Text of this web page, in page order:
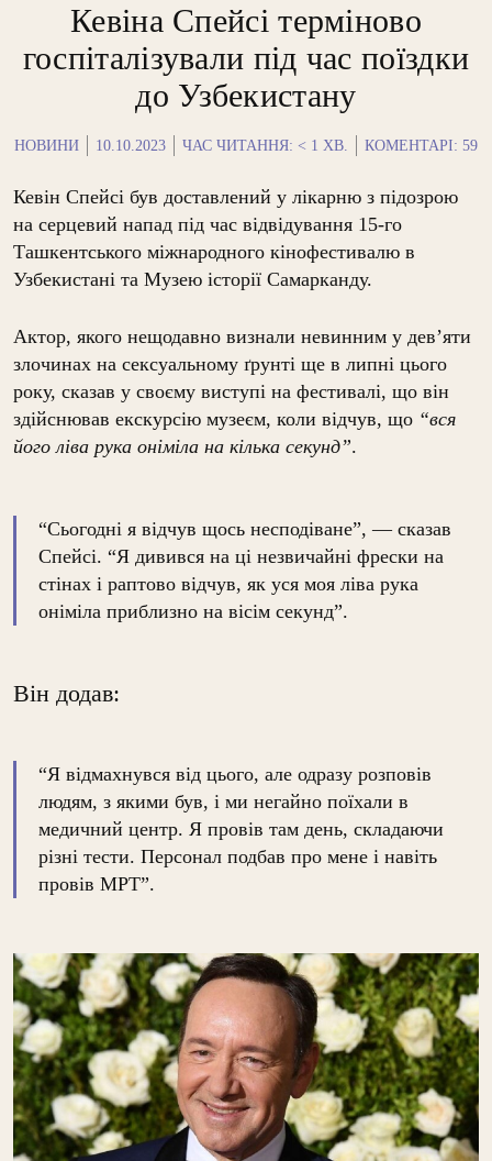
Кевіна Спейсі терміново
госпіталізували під час поїздки
до Узбекистану
НОВИНИ 10.10.2023 ЧАС ЧИТАННЯ: < 1 ХВ. КОМЕНТАРІ: 59
Кевін Спейсі був доставлений у лікарню з підозрою
на серцевий напад під час відвідування 15-го
Ташкентського міжнародного кінофестивалю в
Узбекистані та Музею історії Самарканду.
Актор, якого нещодавно визнали невинним у дев’яти
злочинах на сексуальному ґрунті ще в липні цього
року, сказав у своєму виступі на фестивалі, що він
здійснював екскурсію музеєм, коли відчув, що “вся
його ліва рука оніміла на кілька секунд”.
“Сьогодні я відчув щось несподіване”, — сказав
Спейсі. “Я дивився на ці незвичайні фрески на
стінах і раптово відчув, як уся моя ліва рука
оніміла приблизно на вісім секунд”.
Він додав:
“Я відмахнувся від цього, але одразу розповів
людям, з якими був, і ми негайно поїхали в
медичний центр. Я провів там день, складаючи
різні тести. Персонал подбав про мене і навіть
провів МРТ”.